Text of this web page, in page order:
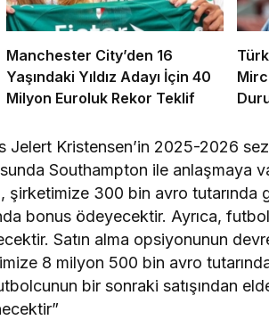
Manchester City’den 16
Yaşındaki Yıldız Adayı İçin 40
Milyon Euroluk Rekor Teklif
Kristensen’in 2025-2026
Southampton ile anlaşmaya
şirketimize 300 bin avro tutarında
bonus ödeyecektir. Ayrıca,
Satın alma opsiyonunun
8 milyon 500 bin avro
bir sonraki satışından